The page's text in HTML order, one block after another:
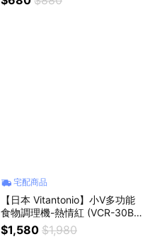
宅配商品
【日本 Vitantonio】小V多功能
食物調理機-熱情紅 (VCR-30B-
R)
$1,580 $1,980